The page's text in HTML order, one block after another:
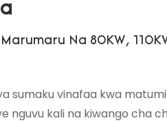
Na 80KW,
sumaku vinafaa kwa
nguvu kali na kiwango cha